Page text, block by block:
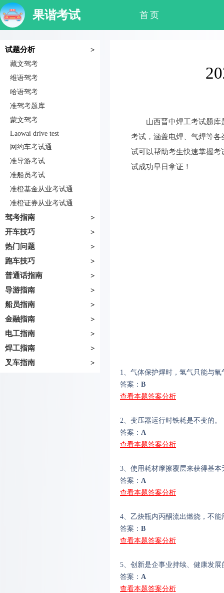
果谐考试 首页
试题分析 >
藏文驾考
维语驾考
哈语驾考
准驾考题库
蒙文驾考
Laowai drive test
网约车考试通
准导游考试
准船员考试
准橙基金从业考试通
准橙证券从业考试通
驾考指南
>
开车技巧
>
热门问题
>
跑车技巧
>
普通话指南
>
导游指南
>
船员指南
>
金融指南
>
电工指南
>
焊工指南
>
叉车指南
>
山西晋中焊工考试题
考试，涵盖电焊、气焊等
试可以帮助考生快速掌握
试成功早日拿证！
1、气体保护焊时，氢气只能与
答案： B
查看本题答案分析
2、变压器运行时铁耗是不变的。
答案： A
查看本题答案分析
3、使用耗材摩擦覆层来获得基
答案： A
查看本题答案分析
4、乙炔瓶内丙酮流出燃烧，不
答案： B
查看本题答案分析
5、创新是企事业持续、健康发展
答案： A
查看本题答案分析